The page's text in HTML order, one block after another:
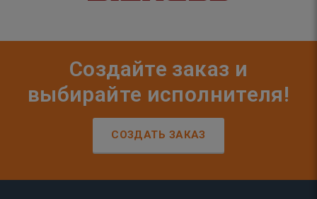
Создайте заказ и
выбирайте исполнителя!
СОЗДАТЬ ЗАКАЗ